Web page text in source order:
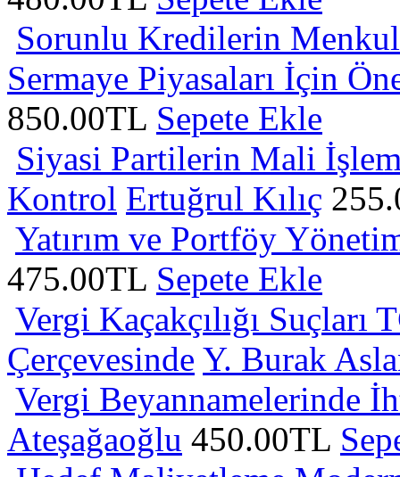
Sorunlu Kredilerin
Sermaye Piyasaları İçin
850.00TL Sepete Ekle
Siyasi Partilerin Mali
Kontrol Ertuğrul Kılıç
Yatırım ve Portföy
475.00TL Sepete Ekle
Vergi Kaçakçılığı
Çerçevesinde Y. Burak
Vergi Beyannamelerinde
Ateşağaoğlu 450.00TL